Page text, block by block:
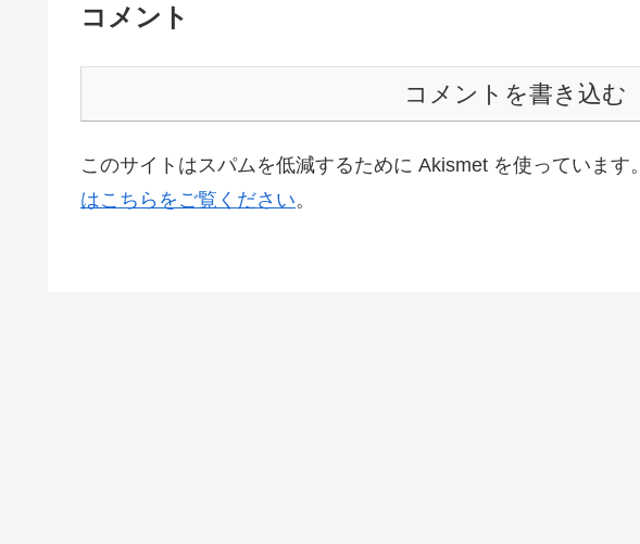
コメント
コメントを書き込む
このサイトはスパムを低減するために Akismet を使っています。
はこちらをご覧ください。